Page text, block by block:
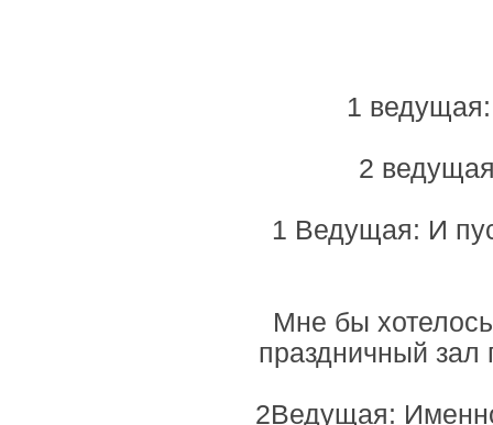
1
2
1 Ведущая: И
Мне бы хотелось
праздничный
2Ведущая: